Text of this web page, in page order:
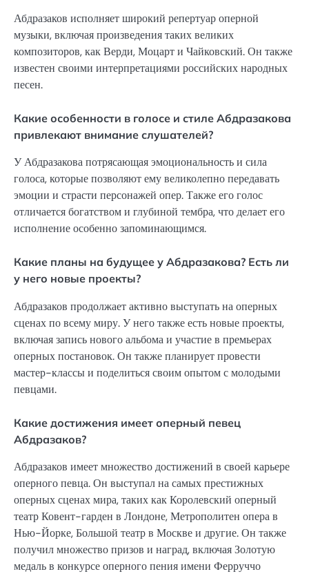
Абдразаков исполняет широкий репертуар оперной
музыки, включая произведения таких великих
композиторов, как Верди, Моцарт и Чайковский. Он также
известен своими интерпретациями российских народных
песен.
Какие особенности в голосе и стиле Абдразакова
привлекают внимание слушателей?
У Абдразакова потрясающая эмоциональность и сила
голоса, которые позволяют ему великолепно передавать
эмоции и страсти персонажей опер. Также его голос
отличается богатством и глубиной тембра, что делает его
исполнение особенно запоминающимся.
Какие планы на будущее у Абдразакова? Есть ли
у него новые проекты?
Абдразаков продолжает активно выступать на оперных
сценах по всему миру. У него также есть новые проекты,
включая запись нового альбома и участие в премьерах
оперных постановок. Он также планирует провести
мастер-классы и поделиться своим опытом с молодыми
певцами.
Какие достижения имеет оперный певец
Абдразаков?
Абдразаков имеет множество достижений в своей карьере
оперного певца. Он выступал на самых престижных
оперных сценах мира, таких как Королевский оперный
театр Ковент-гарден в Лондоне, Метрополитен опера в
Нью-Йорке, Большой театр в Москве и другие. Он также
получил множество призов и наград, включая Золотую
медаль в конкурсе оперного пения имени Ферруччо